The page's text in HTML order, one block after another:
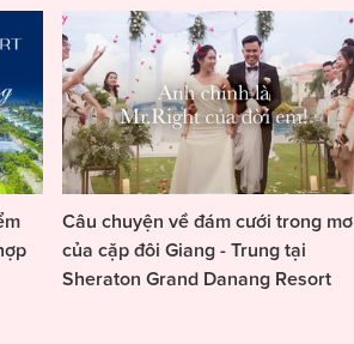
Câu chuyện về đám cưới trong mơ
của cặp đôi Giang - Trung tại
Sheraton Grand Danang Resort